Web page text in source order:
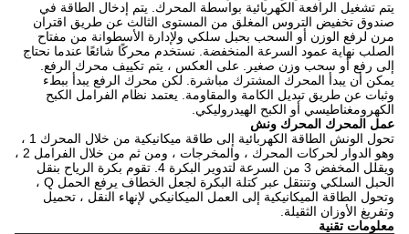
يتم تشغيل الرافعة الكهربائية بواسطة المحرك.
يتم إدخال الطاقة في
صندوق تخفيض التروس المغلق من المستوى الثالث عن طريق اقتران
مرن لرفع الوزن أو السحب بحبل سلكي ولإدارة الأسطوانة من مفتاح
الصلب نهاية عمود السرعة المنخفضة.
نستخدم محركًا شائعًا عندما نحتاج
إلى رفع أو سحب وزن صغير.
على العكس ، يتم تكييف محرك الرفع.
يمكن أن يبدأ المحرك المشترك مباشرة.
لكن محرك الرفع يبدأ ببطء
وثبات عن طريق تبديل الكامة والمقاومة. يعتمد نظام الفرامل الكبح
الكهرومغناطيسي أو الكبح الهيدروليكي.
عمل المحرك المحرك ونش
تحول الونش الطاقة الكهربائية إلى طاقة ميكانيكية من خلال المحرك 1 ،
وهو الدوار لحركات المحرك ، والمخرجات ، ومن ثم من خلال الفرامل 2 ،
ويقلل المخفض 3 من السرعة لتدوير البكرة 4. تقوم بكرة الرياح بنقل
الحبل السلكي وتنتقل عبر كتلة البكرة لجعل الخطاف يرفع الحمل Q ،
وتحول الطاقة الميكانيكية إلى العمل الميكانيكي لإنهاء النقل ، تحميل
وتفريغ الأوزان الثقيلة.
معلومات تقنية